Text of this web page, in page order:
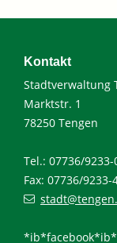
Kontakt
Stadtverwaltung
Marktstr. 1
78250 Tengen
Tel.: 07736/9233-
Fax: 07736/9233-
*ib*facebook*ib*